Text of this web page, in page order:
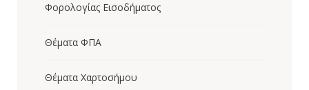
Φορολογίας Εισοδήματος
Θέματα ΦΠΑ
Θέματα Χαρτοσήμου